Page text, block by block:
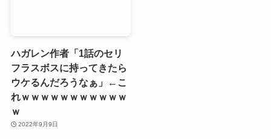
ハガレン作者「1話のセリ
フラスボスに持ってきたら
ウケるんだろうなぁ」←こ
れｗｗｗｗｗｗｗｗｗｗｗ
ｗ
2022年9月9日